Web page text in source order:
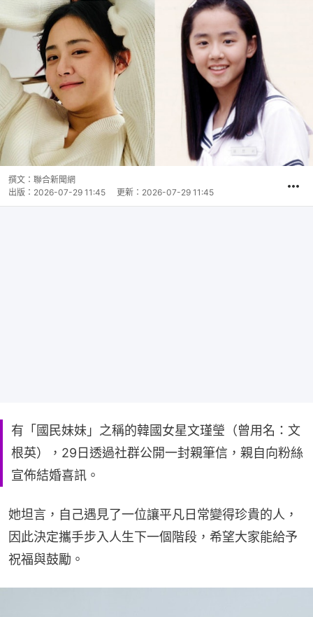
撰文： 聯合新聞網
出版： 2026-07-29 11:45 更新： 2026-07-29 11:45
有「國民妹妹」之稱的韓國女星文瑾瑩（曾用名：文
根英），29日透過社群公開一封親筆信，親自向粉絲
宣佈結婚喜訊。
她坦言，自己遇見了一位讓平凡日常變得珍貴的人，
因此決定攜手步入人生下一個階段，希望大家能給予
祝福與鼓勵。